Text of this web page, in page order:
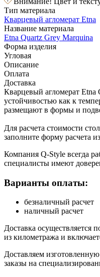
Тип материала
Кварцевый агломерат Etna
Название материала
Etna Quartz Grey Marquina
Форма изделия
Угловая
Описание
Оплата
Доставка
Кварцевый агломерат
устойчивостью как к
размещают в формы и
Для расчета стоимости
заполните форму расчета
Компания Q-Style всегда
специалисты имеют
Варианты оплаты:
безналичный расчет
наличный расчет
Доставка осуществляется
из километража и
Доставляем
заказы на